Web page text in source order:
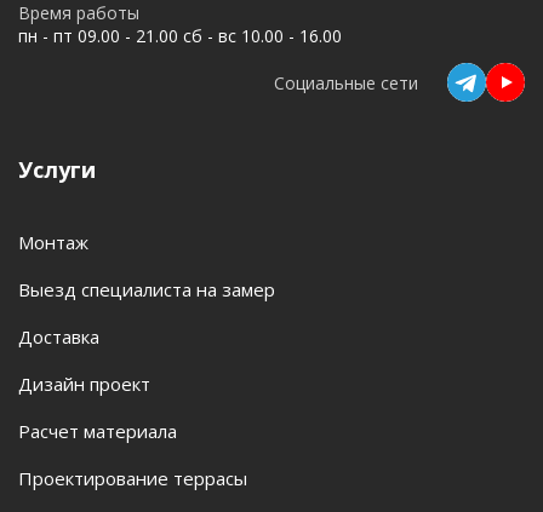
Услуги
Монтаж
Выезд специалиста на замер
Доставка
Дизайн проект
Расчет материала
Проектирование террасы
Время работы
пн - пт 09.00 - 21.00 сб - вс 10.00 - 16.00
Социальные сети